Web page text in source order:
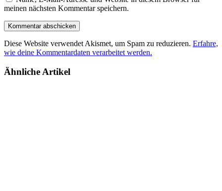
meinen nächsten Kommentar speichern.
Diese Website verwendet Akismet, um Spam zu reduzieren. Erfahre,
wie deine Kommentardaten verarbeitet werden.
Ähnliche Artikel